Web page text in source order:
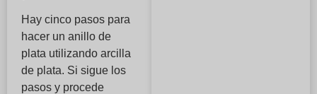
Hay cinco pasos para
hacer un anillo de
plata utilizando arcilla
de plata. Si sigue los
pasos y procede